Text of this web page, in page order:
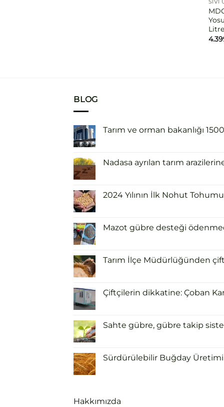
SIVI
Litre
BLOG
Tarım ve orman bakanlığı
Nadasa ayrılan tarım
2024 Yılının İlk Nohut
Mazot gübre desteği
Tarım İlçe Müdürlüğünden
Çiftçilerin dikkatine: Çoban
Sahte gübre, gübre takip
Sürdürülebilir Buğday
Hakkımızda